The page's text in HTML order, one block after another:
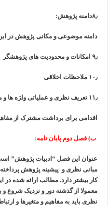
۸٫دامنه پژوهش:
دامنه موضوعی و مکانی پژوهش در
۹٫ امکانات و محدودیت های پژوهشگر
۱۰٫ ملاحظات اخلاقی
۱۱٫ تعریف نظری و عملیاتی وا‍ژه ها و مفاهیمپژوهش:
اقدامی برای برداشت مشترک از
ب) فصل دوم پایان نامه:
عنوان این فصل “ادبیات پژوهش”
مبانی نظری و پیشینه پژوهش
کار بیشتر دارد.مطالب ارائه شده در
معمولا از گذشتهدور و نزدیک شروع و
نظری باید به مفاهیم و متغیرها و